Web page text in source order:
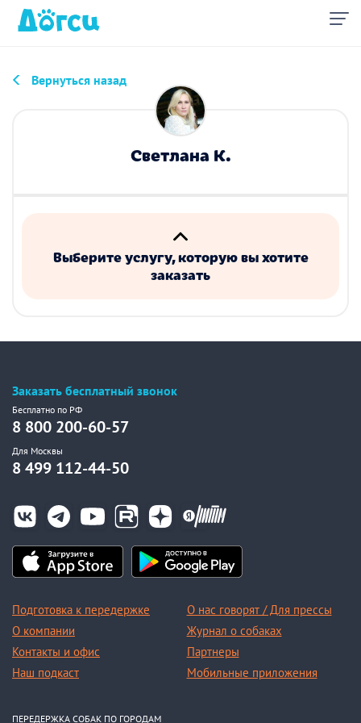
Вернуться назад
Светлана К.
Выберите услугу, которую вы хотите
заказать
Заказать бесплатный звонок
Бесплатно по РФ
8 800 200-60-57
Для Москвы
8 499 112-44-50
Подготовка к передержке
О компании
Контакты и офис
Наш подкаст
О нас говорят / Для прессы
Журнал о собаках
Партнеры
Мобильные приложения
ПЕРЕДЕРЖКА СОБАК ПО ГОРОДАМ